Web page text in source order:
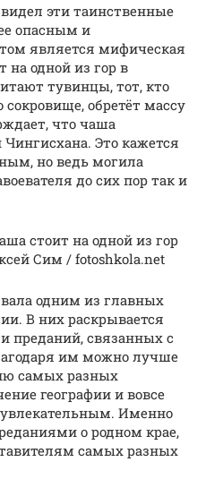
эти таинственные
опасным и
является мифическая
на одной из гор в
тувинцы, тот, кто
обретёт массу
что чаша
Это кажется
но ведь могила
до сих пор так и
стоит на одной из гор
Сим / fotoshkola.net
одним из главных
В них раскрывается
преданий, связанных с
им можно лучше
самых разных
географии и вовсе
Именно
о родном крае,
самых разных